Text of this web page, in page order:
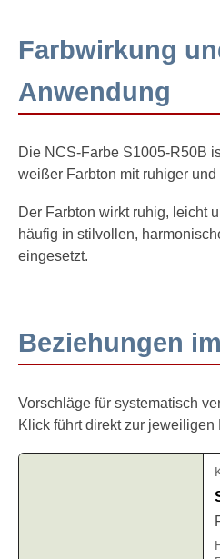
Farbwirkung
Anwendung
Die NCS-Farbe S1005-R50B
weißer Farbton mit ruhiger
Der Farbton wirkt ruhig, leicht
häufig in stilvollen,
eingesetzt.
Beziehungen
Vorschläge für systematisch
Klick führt direkt zur jeweiligen